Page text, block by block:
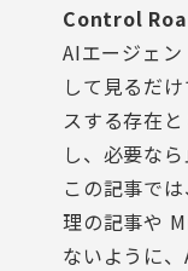
Control
AIエージェ
して見るだ
スする存在
し、必要な
この記事で
理の記事や
ないように